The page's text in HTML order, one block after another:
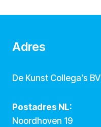
Adres
De Kunst Collega’s BV
Postadres NL:
Noordhoven 19